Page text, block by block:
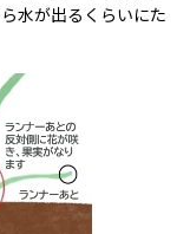
水が出るくらいにた